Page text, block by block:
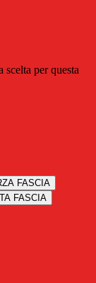
scelta per questa
FASCIA
FASCIA